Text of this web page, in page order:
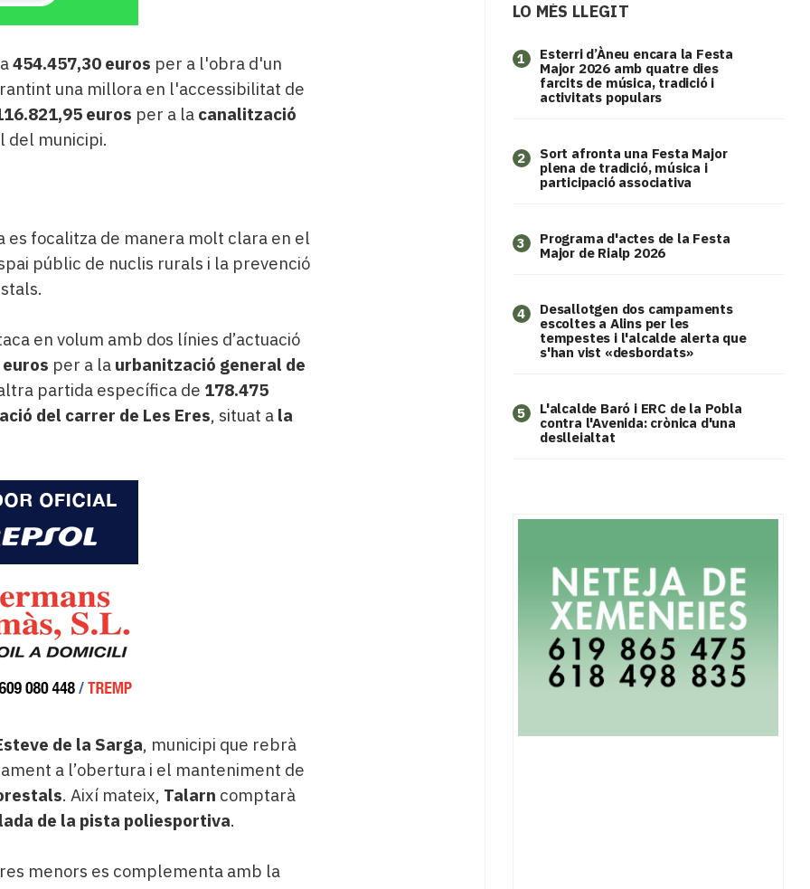
454.457,30 euros per a l'obra d'un
una millora en l'accessibilitat de
euros per a la canalització
del municipi.
es focalitza de manera molt clara en el
públic de nuclis rurals i la prevenció
en volum amb dos línies d’actuació
per a la urbanització general de
partida específica de 178.475
del carrer de Les Eres, situat a la
de la Sarga, municipi que rebrà
a l’obertura i el manteniment de
. Així mateix, Talarn comptarà
de la pista poliesportiva.
menors es complementa amb la
LO MÉS LLEGIT
1
Esterri d’Àneu encara la Festa
Major 2026 amb quatre dies
farcits de música, tradició i
activitats populars
2
Sort afronta una Festa Major
plena de tradició, música i
participació associativa
3
Programa d'actes de la Festa
Major de Rialp 2026
4
​Desallotgen dos campaments
escoltes a Alins per les
tempestes i l'alcalde alerta que
s'han vist «desbordats»
5
L'alcalde Baró i ERC de la Pobla
contra l'Avenida: crònica d'una
deslleialtat